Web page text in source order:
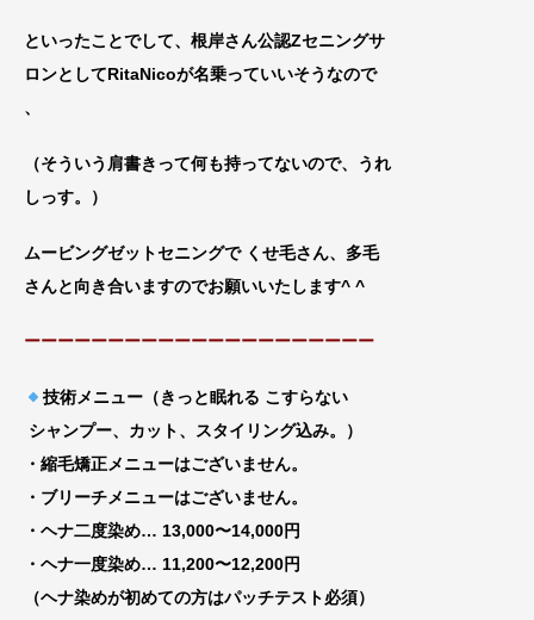
といったことでして、根岸さん公認Zセニングサ
ロンとしてRitaNicoが名乗っていいそうなので
、
（そういう肩書きって何も持ってないので、
うれ
しっす。）
ムービングゼットセニングで くせ毛さん、多毛
さんと向き合いますのでお願いいたします^ ^
ーーーーーーーーーーーーーーーーーーーーー
技術メニュー（きっと眠れる こすらない
シャンプー、カット、スタイリング込み。）
・縮毛矯正メニューはございません。
・ブリーチメニューはございません。
・ヘナ二度染め… 13,000〜14,000円
・ヘナ一度染め… 11,200〜12,200円
（ヘナ染めが初めての方はパッチテスト必須）